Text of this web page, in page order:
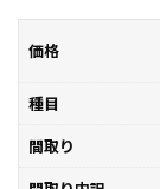
価格
種目
間取り